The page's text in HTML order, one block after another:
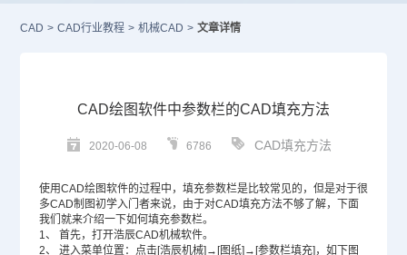
CAD > CAD行业教程 > 机械CAD > 文章详情
CAD绘图软件中参数栏的CAD填充方法
2020-06-08 6786 CAD填充方法
使用CAD绘图软件的过程中，填充参数栏是比较常见的，但是对于很
多CAD制图初学入门者来说，由于对CAD填充方法不够了解，下面
我们就来介绍一下如何填充参数栏。
1、
首先，打开浩辰CAD机械软件。
2、
进入菜单位置：点击[浩辰机械]→[图纸]→[参数栏填充]，如下图